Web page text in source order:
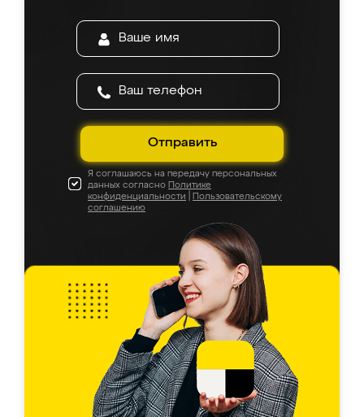
Отправить
Я соглашаюсь на передачу персональных
данных согласно Политике
конфиденциальности
Пользовательскому
соглашению